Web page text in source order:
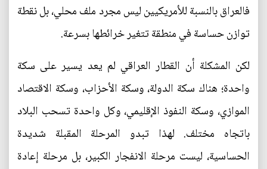
فالعراق بالنسبة للأمريكيين ليس مجرد ملف محلي، بل نقطة
توازن حساسة في منطقة تتغير خرائطها بسرعة.
لكن المشكلة أن القطار العراقي لم يعد يسير على سكة
واحدة؛ هناك سكة الدولة، وسكة الأحزاب، وسكة الاقتصاد
الموازي، وسكة النفوذ الإقليمي، وكل واحدة تسحب البلاد
باتجاه مختلف. لهذا تبدو المرحلة المقبلة شديدة
الحساسية، ليست مرحلة الانفجار الكبير، بل مرحلة إعادة